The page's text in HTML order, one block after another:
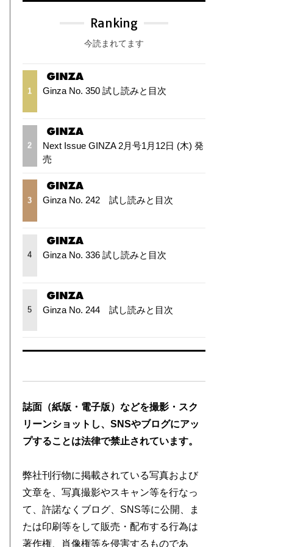
Ranking
今読まれてます
1 Ginza No. 350 試し読みと目次
2
Next Issue GINZA 2月号1月12日 (木) 発
売
3 Ginza No. 242 試し読みと目次
4 Ginza No. 336 試し読みと目次
5 Ginza No. 244 試し読みと目次
誌面（紙版・電子版）などを撮影・スク
リーンショットし、SNSやブログにアッ
プすることは法律で禁止されています。
弊社刊行物に掲載されている写真および
文章を、写真撮影やスキャン等を行なっ
て、許諾なくブログ、SNS等に公開、ま
たは印刷等をして販売・配布する行為は
著作権、肖像権等を侵害するものであ